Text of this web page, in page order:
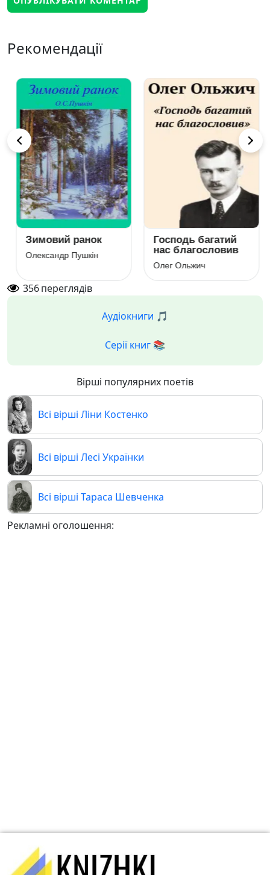
Рекомендації
Зимовий ранок
Олександр Пушкін
Господь багатий
нас благословив
Олег Ольжич
356переглядів
Аудіокниги 🎵
Серії книг 📚
Вірші популярних поетів
Всі вірші Ліни Костенко
Всі вірші Лесі Українки
Всі вірші Тараса Шевченка
Рекламні оголошення: